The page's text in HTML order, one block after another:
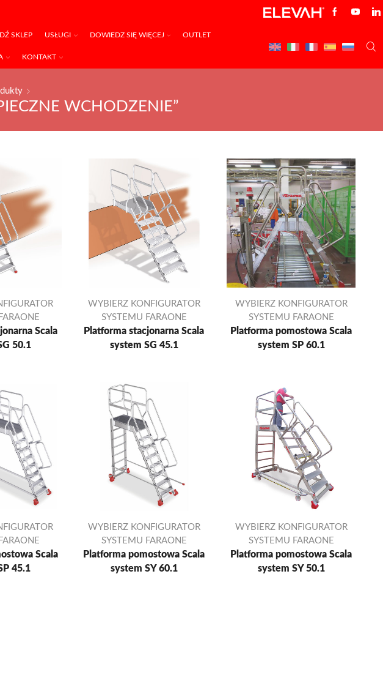
SKLEP USŁUGI DOWIEDZ SIĘ WIĘCEJ OUTLET
KONTAKT
WCHODZENIE”
Scala
50.1
WYBIERZ KONFIGURATOR
SYSTEMU FARAONE
Platforma stacjonarna Scala
system SG 45.1
WYBIERZ KONFIGURATOR
SYSTEMU FARAONE
Platforma pomostowa Scala
system SP 60.1
Scala
45.1
WYBIERZ KONFIGURATOR
SYSTEMU FARAONE
Platforma pomostowa Scala
system SY 60.1
WYBIERZ KONFIGURATOR
SYSTEMU FARAONE
Platforma pomostowa Scala
system SY 50.1